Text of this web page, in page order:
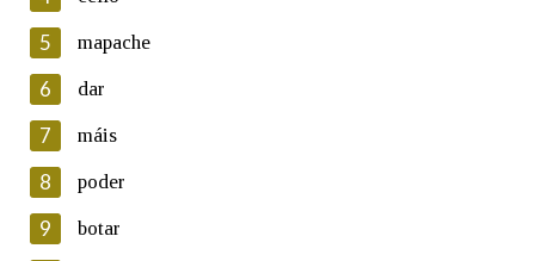
Lin e acepto as condicións da política de
Introduce o código que aparece na imaxe:
Texto de verificación
5 mapache
6 dar
7 máis
8 poder
9 botar